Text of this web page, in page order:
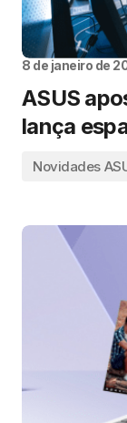
8 de janeiro de
ASUS
lança
Novidades